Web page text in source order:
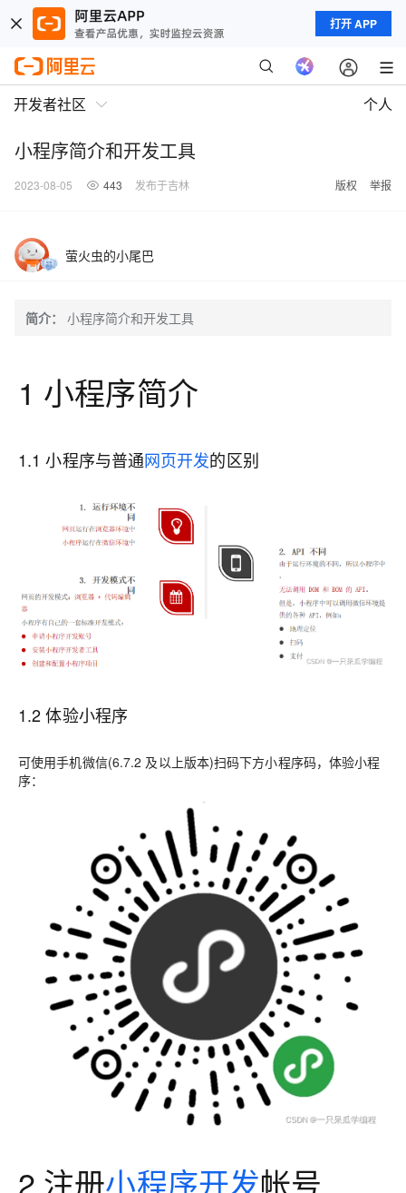
打开 APP
开发者社区 个人
小程序简介和开发工具
2023-08-05 443 发布于吉林 版权 举报
萤火虫的小尾巴
简介： 小程序简介和开发工具
1 小程序简介
1.1 小程序与普通网页开发的区别
1.2 体验小程序
可使用手机微信(6.7.2 及以上版本)扫码下方小程序码，体验小程
序：
2 注册小程序开发帐号